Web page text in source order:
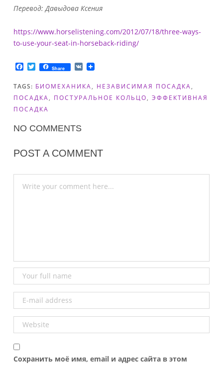
Перевод: Давыдова Ксения
https://www.horselistening.com/2012/07/18/three-ways-
to-use-your-seat-in-horseback-riding/
F
c
e
b
o
o
T
w
i
t
t
e
r
Share V
TAGS: БИОМЕХАНИКА, НЕЗАВИСИМАЯ ПОСАДКА,
ПОСАДКА, ПОСТУРАЛЬНОЕ КОЛЬЦО, ЭФФЕКТИВНАЯ
ПОСАДКА
NO COMMENTS
POST A COMMENT
Сохранить моё имя, email и адрес сайта в этом